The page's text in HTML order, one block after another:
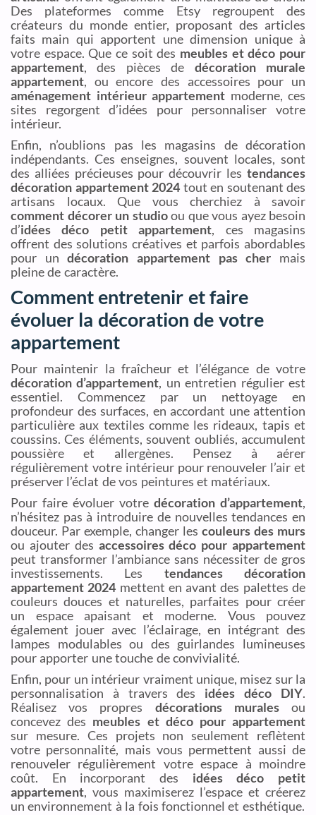
Des plateformes comme Etsy regroupent des
créateurs du monde entier, proposant des articles
faits main qui apportent une dimension unique à
votre espace. Que ce soit des meubles et déco pour
appartement, des pièces de décoration murale
appartement, ou encore des accessoires pour un
aménagement intérieur appartement moderne, ces
sites regorgent d’idées pour personnaliser votre
intérieur.
Enfin, n’oublions pas les magasins de décoration
indépendants. Ces enseignes, souvent locales, sont
des alliées précieuses pour découvrir les tendances
décoration appartement 2024 tout en soutenant des
artisans locaux. Que vous cherchiez à savoir
comment décorer un studioou que vous ayez besoin
d’idées déco petit appartement, ces magasins
offrent des solutions créatives et parfois abordables
pour undécoration appartement pas cher mais
pleine de caractère.
Comment entretenir et faire
évoluer la décoration de votre
appartement
Pour maintenir la fraîcheur et l’élégance de votre
décoration d’appartement, un entretien régulier est
essentiel. Commencez par un nettoyage en
profondeur des surfaces, en accordant une attention
particulière aux textiles comme les rideaux, tapis et
coussins. Ces éléments, souvent oubliés, accumulent
poussière et allergènes. Pensez à aérer
régulièrement votre intérieur pour renouveler l’air et
préserver l’éclat de vos peintures et matériaux.
Pour faire évoluer votre décoration d’appartement,
n’hésitez pas à introduire de nouvelles tendances en
douceur. Par exemple, changer les couleurs des murs
ou ajouter des accessoires déco pour appartement
peut transformer l’ambiance sans nécessiter de gros
investissements. Les tendances décoration
appartement 2024 mettent en avant des palettes de
couleurs douces et naturelles, parfaites pour créer
un espace apaisant et moderne. Vous pouvez
également jouer avec l’éclairage, en intégrant des
lampes modulables ou des guirlandes lumineuses
pour apporter une touche de convivialité.
Enfin, pour un intérieur vraiment unique, misez sur la
personnalisation à travers des idées déco DIY.
Réalisez vos propres décorations muralesou
concevez des meubles et déco pour appartement
sur mesure. Ces projets non seulement reflètent
votre personnalité, mais vous permettent aussi de
renouveler régulièrement votre espace à moindre
coût. En incorporant des idées déco petit
appartement, vous maximiserez l’espace et créerez
un environnement à la fois fonctionnel et esthétique.